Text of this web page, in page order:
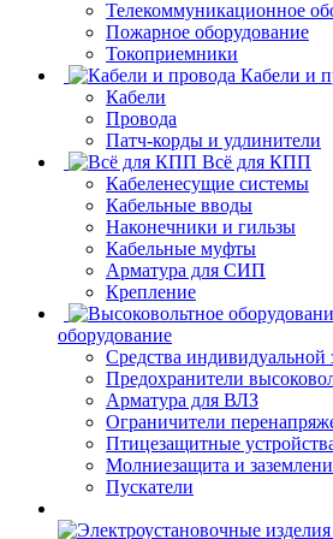
Телекоммуникационное
Пожарное оборудование
Токоприемники
Кабели и
Кабели
Провода
Патч-корды и удлинители
Всё для КПП
Кабеленесущие системы
Кабельные вводы
Наконечники и гильзы
Кабельные муфты
Арматура для СИП
Крепление
оборудование
Средства
Предохранители
Арматура для ВЛЗ
Ограничители
Птицезащитные
Молниезащита и
Пускатели